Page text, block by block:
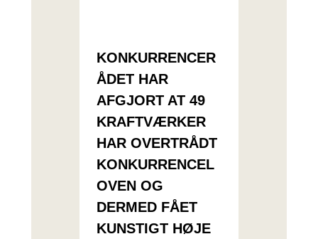
KONKURRENCER
ÅDET HAR
AFGJORT AT 49
KRAFTVÆRKER
HAR OVERTRÅDT
KONKURRENCEL
OVEN OG
DERMED FÅET
KUNSTIGT HØJE